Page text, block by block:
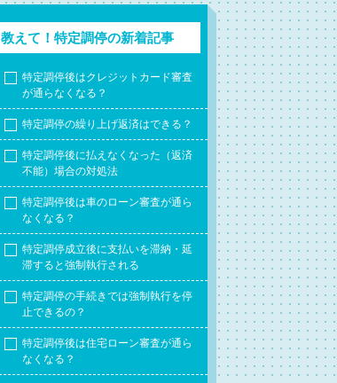
教えて！特定調停の新着記事
特定調停後はクレジットカード審査
が通らなくなる？
特定調停の繰り上げ返済はできる？
特定調停後に払えなくなった（返済
不能）場合の対処法
特定調停後は車のローン審査が通ら
なくなる？
特定調停成立後に支払いを滞納・延
滞すると強制執行される
特定調停の手続きでは強制執行を停
止できるの？
特定調停後は住宅ローン審査が通ら
なくなる？